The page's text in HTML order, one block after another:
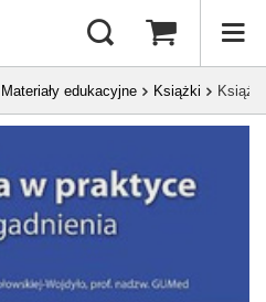
Materiały edukacyjne Książki